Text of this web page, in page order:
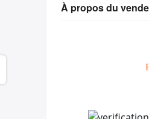
À propos du